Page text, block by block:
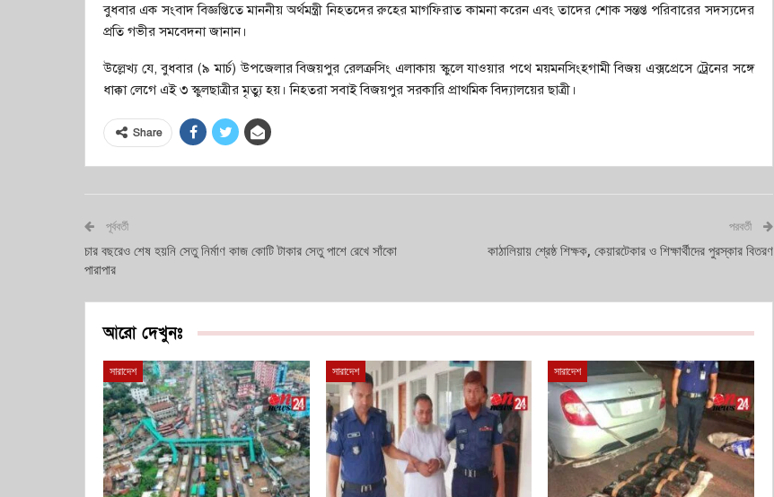
বুধবার এক সংবাদ বিজ্ঞপ্তিতে মাননীয় অর্থমন্ত্রী নিহতদের রুহের মাগফিরাত কামনা করেন এবং তাদের শোক সন্তপ্ত পরিবারের সদস্যদের
প্রতি গভীর সমবেদনা জানান।
উল্লেখ্য যে, বুধবার (৯ মার্চ) উপজেলার বিজয়পুর রেলক্রসিং এলাকায় স্কুলে যাওয়ার পথে ময়মনসিংহগামী বিজয় এক্সপ্রেসে ট্রেনের সঙ্গে
ধাক্কা লেগে এই ৩ স্কুলছাত্রীর মৃত্যু হয়। নিহতরা সবাই বিজয়পুর সরকারি প্রাথমিক বিদ্যালয়ের ছাত্রী।
Share
পূর্ববর্তী
চার বছরেও শেষ হয়নি সেতু নির্মাণ কাজ কোটি টাকার সেতু পাশে রেখে সাঁকো
পারাপার
পরবর্তী
কাঠালিয়ায় শ্রেষ্ঠ শিক্ষক, কেয়ারটেকার ও শিক্ষার্থীদের পুরস্কার বিতরণ
আরো দেখুনঃ
সারাদেশ সারাদেশ সারাদেশ